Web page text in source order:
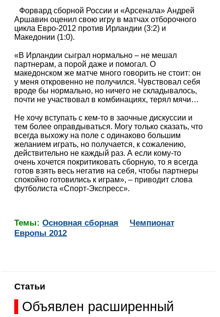
Форвард сборной России и «Арсенала» Андрей
Аршавин оценил свою игру в матчах отборочного
цикла Евро-2012 против Ирландии (3:2) и
Македонии (1:0).
«В Ирландии сыграл нормально – не мешал
партнерам, а порой даже и помогал. О
македонском же матче много говорить не стоит: он
у меня откровенно не получился. Чувствовал себя
вроде бы нормально, но ничего не складывалось,
почти не участвовал в комбинациях, терял мячи…
Не хочу вступать с кем-то в заочные дискуссии и
тем более оправдываться. Могу только сказать, что
всегда выхожу на поле с одинаково большим
желанием играть, но получается, к сожалению,
действительно не каждый раз. А если кому-то
очень хочется покритиковать сборную, то я всегда
готов взять весь негатив на себя, чтобы партнеры
спокойно готовились к играм», – приводит слова
футболиста «Спорт-Экспресс».
Темы:Основная сборная
Чемпионат
Европы 2012
Статьи
Объявлен расширенный